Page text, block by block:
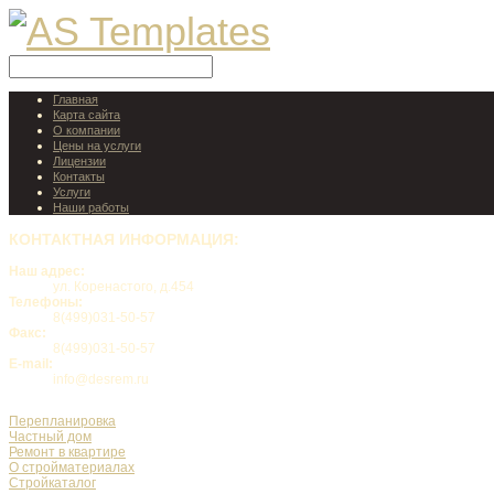
Главная
Карта сайта
О компании
Цены на услуги
Лицензии
Контакты
Услуги
Наши работы
КОНТАКТНАЯ ИНФОРМАЦИЯ:
Наш адрес:
ул. Коренастого, д.454
Телефоны:
8(499)031-50-57
Факс:
8(499)031-50-57
E-mail:
info@desrem.ru
Перепланировка
Частный дом
Ремонт в квартире
О стройматериалах
Стройкаталог